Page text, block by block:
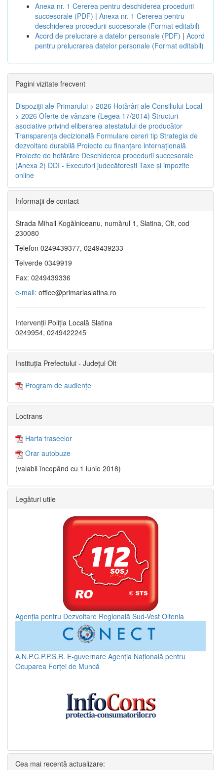
Anexa nr. 1 Cererea pentru deschiderea procedurii
succesorale (PDF) | Anexa nr. 1 Cererea pentru
deschiderea procedurii succesorale (Format editabil)
Acord de prelucrare a datelor personale (PDF) | Acord
pentru prelucrarea datelor personale (Format editabil)
Pagini vizitate frecvent
Dispoziţii ale Primarului > 2026 Hotărâri ale Consiliului Local
> 2026 Oferte de vânzare (Legea 17/2014) Structuri
asociative privind eliberarea atestatului de producător
Transparenţa decizională Formulare cereri tip Strategia de
dezvoltare durabilă Proiecte cu finanţare internaţională
Proiecte de hotărâre Deschiderea procedurii succesorale
(Anexa 2) DDI - Executori judecătorești Taxe şi impozite
online
Informaţii de contact
Strada Mihail Kogălniceanu, numărul 1, Slatina, Olt, cod
230080
Telefon 0249439377, 0249439233
Telverde 0349919
Fax: 0249439336
e-mail: office@primariaslatina.ro
Intervenții Poliția Locală Slatina
0249954, 0249422245
Instituția Prefectului - Județul Olt
Program de audiențe
Loctrans
Harta traseelor
Orar autobuze
(valabil începând cu 1 iunie 2018)
Legături utile
Agenția pentru Dezvoltare Regională Sud-Vest Oltenia
A.N.P.C.P.P.S.R. E-guvernare Agenția Națională pentru
Ocuparea Forței de Muncă
Cea mai recentă actualizare: